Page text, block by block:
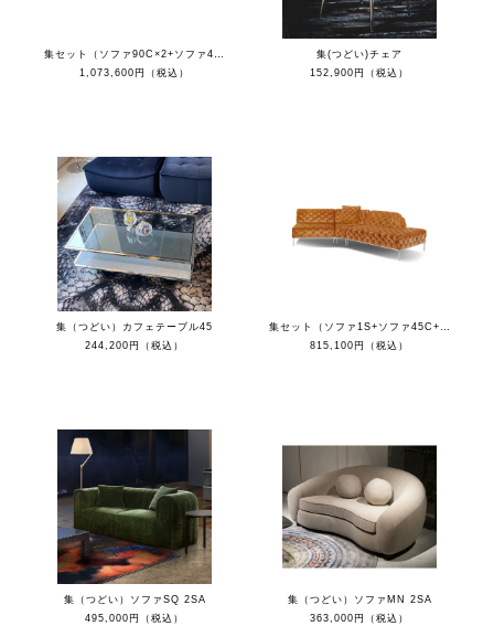
集セット（ソファ90C×2+ソファ45C×2+クッション）
1,073,600円（税込）
集(つどい)チェア
152,900円（税込）
集（つどい）カフェテーブル45
244,200円（税込）
集セット（ソファ1S+ソファ45C+カウチR+クッション）
815,100円（税込）
集（つどい）ソファSQ 2SA
495,000円（税込）
集（つどい）ソファMN 2SA
363,000円（税込）